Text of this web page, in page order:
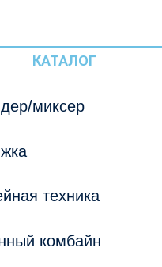
КАТАЛОГ
миксер
техника
комбайн